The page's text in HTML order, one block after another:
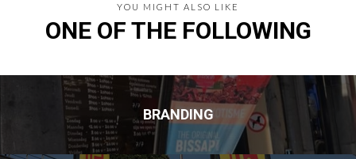
YOU MIGHT ALSO LIKE
ONE OF THE FOLLOWING
BRANDING